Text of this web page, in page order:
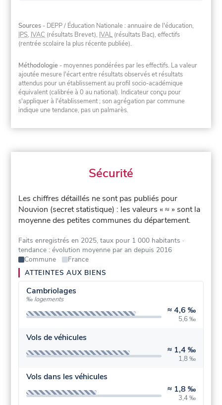
Sources - DEPP / Éducation Nationale : annuaire de l'éducation,
IPS, IVAC (résultats Brevet), IVAL (résultats Bac), effectifs
(rentrée scolaire la plus récente publiée).
Méthodologie - moyennes pondérées par les effectifs. La valeur
ajoutée mesure l'écart entre résultats observés et résultats
attendus pour un établissement au profil socio-académique
équivalent (calibrée à 0 au national). Indicateur conçu pour
s'appliquer à l'établissement ; son agrégation par commune
indique une tendance, pas un palmarès.
Sécurité
Les chiffres détaillés ne sont pas publiés pour
Nouvion (secret statistique) : les valeurs « ≈ » sont la
moyenne des petites communes du département.
Faits enregistrés en 2025, taux pour 1 000 habitants ·
tendance : évolution moyenne par an depuis 2016
Commune
France
ATTEINTES AUX BIENS
Cambriolages
‰ logements
≈4,6 ‰
5,6 ‰
Vols de véhicules
≈ 1,4 ‰
1,8 ‰
Vols dans les véhicules
≈ 1,8 ‰
3,4 ‰